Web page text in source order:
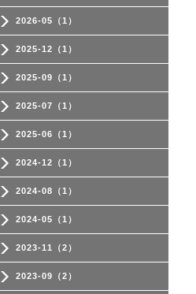
2026-05（1）
2025-12（1）
2025-09（1）
2025-07（1）
2025-06（1）
2024-12（1）
2024-08（1）
2024-05（1）
2023-11（2）
2023-09（2）